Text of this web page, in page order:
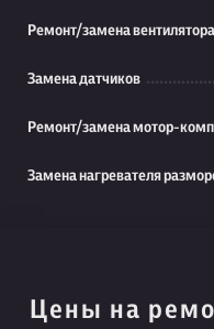
Ремонт/замена вентилятора
Замена датчиков
Ремонт/замена мотор-
Замена нагревателя
Цены на